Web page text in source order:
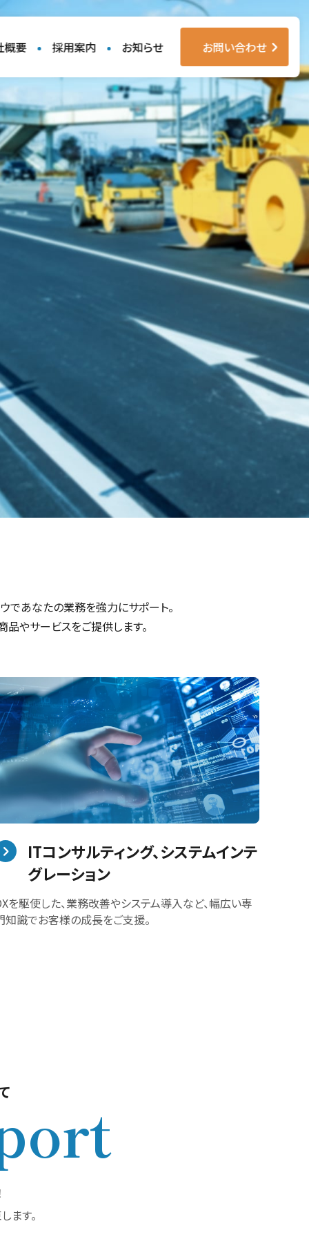
概要 採用案内 お知らせ お問い合わせ
であなたの業務を強力にサポート。
やサービスをご提供します。
ITコンサルティング、システムインテ
グレーション
を駆使した、業務改善やシステム導入など、幅広い専
知識でお客様の成長をご支援。
ます。